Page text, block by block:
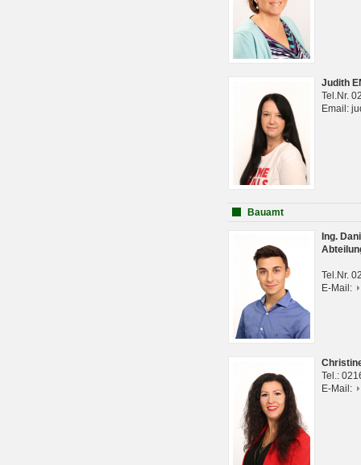
Judith
Tel.Nr.
Email:
Bauamt
Ing.
Tel.Nr.
E-Mail:
Tel.:
E-Mail: